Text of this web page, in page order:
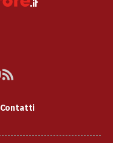
Contatti